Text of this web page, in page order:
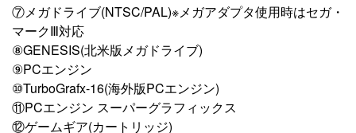
⑦メガドライブ(NTSC/PAL)※メガアダプタ使用時はセガ・
マークⅢ対応
⑧GENESIS(北米版メガドライブ)
⑨PCエンジン
⑩TurboGrafx-16(海外版PCエンジン)
⑪PCエンジン スーパーグラフィックス
⑫ゲームギア(カートリッジ)